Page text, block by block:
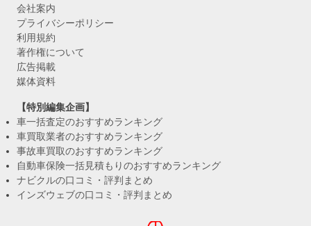
会社案内
プライバシーポリシー
利用規約
著作権について
広告掲載
媒体資料
【特別編集企画】
車一括査定のおすすめランキング
車買取業者のおすすめランキング
事故車買取のおすすめランキング
自動車保険一括見積もりのおすすめランキング
ナビクルの口コミ・評判まとめ
インズウェブの口コミ・評判まとめ